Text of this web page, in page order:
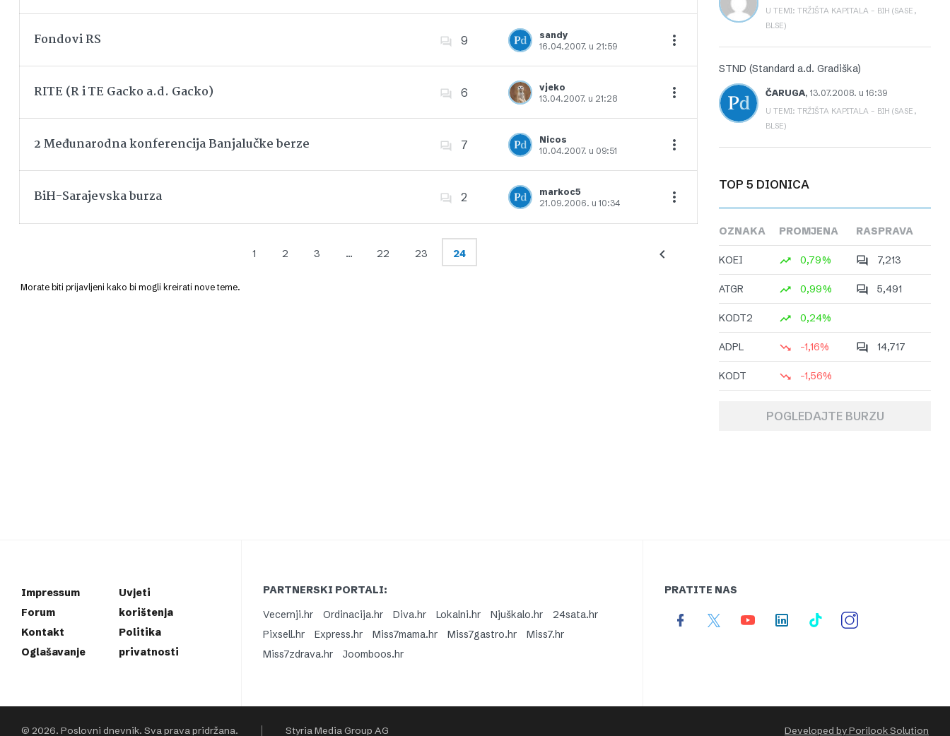
Dodajte u favorite
Fondovi RS 9
sandy
16.04.2007. u 21:59
Dodajte u favorite
RITE (R i TE Gacko a.d. Gacko) 6
vjeko
13.04.2007. u 21:28
2 Međunarodna konferencija Banjalučke berze 7
Nicos
10.04.2007. u 09:51
Dodajte u favorite
BiH-Sarajevska burza 2
markoc5
21.09.2006. u 10:34
1 2 3 … 22 23 24
Morate biti prijavljeni kako bi mogli kreirati nove teme.
U TEMI: TRŽIŠTA KAPITALA – BIH (SASE,
BLSE)
STND (Standard a.d. Gradiška)
ČARUGA, 13.07.2008. u 16:39
U TEMI: TRŽIŠTA KAPITALA – BIH (SASE,
BLSE)
TOP 5 DIONICA
OZNAKA PROMJENA RASPRAVA
KOEI 0,79% 7,213
ATGR 0,99% 5,491
KODT2 0,24%
ADPL -1,16% 14,717
KODT -1,56%
POGLEDAJTE BURZU
Impressum
Forum
Kontakt
Oglašavanje
Uvjeti
korištenja
Politika
privatnosti
PARTNERSKI PORTALI:
Vecernji.hr
Ordinacija.hr Diva.hr Lokalni.hr Njuškalo.hr
24sata.hr
Pixsell.hr
Express.hr Miss7mama.hr Miss7gastro.hr
Miss7.hr
Miss7zdrava.hr
Joomboos.hr
PRATITE NAS
© 2026. Poslovni dnevnik. Sva prava pridržana. Styria Media Group AG Developed by Porilook Solution